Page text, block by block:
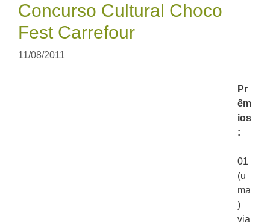
Concurso Cultural Choco
Fest Carrefour
11/08/2011
Pr
êm
ios
:
01
(u
ma
)
via